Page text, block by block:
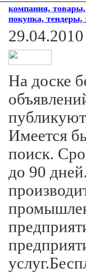
компания, товары,
покупка, тендеры,
29.04.2010
На доске
Имеется
поиск.
до 90